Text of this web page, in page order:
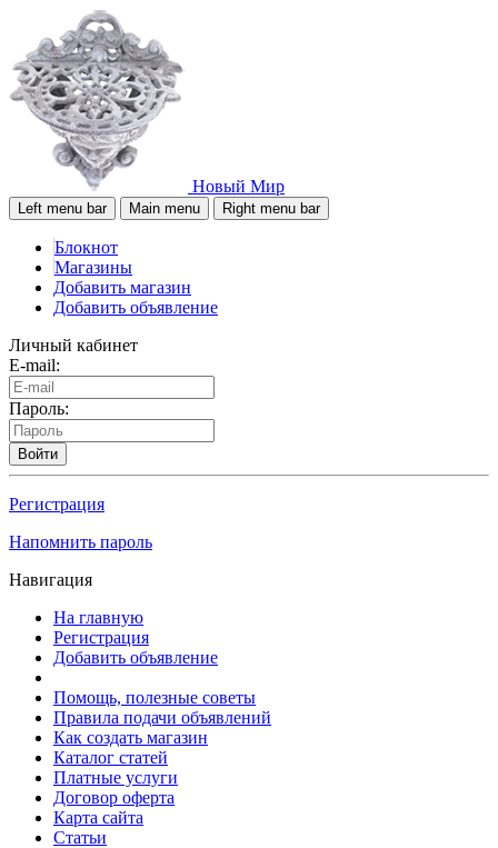
Новый Мир
Left menu bar Main menu Right menu bar
Блокнот
Магазины
Добавить магазин
Добавить объявление
Личный кабинет
E-mail:
Пароль:
Войти
Регистрация
Напомнить пароль
Навигация
На главную
Регистрация
Добавить объявление
Помощь, полезные советы
Правила подачи объявлений
Как создать магазин
Каталог статей
Платные услуги
Договор оферта
Карта сайта
Статьи